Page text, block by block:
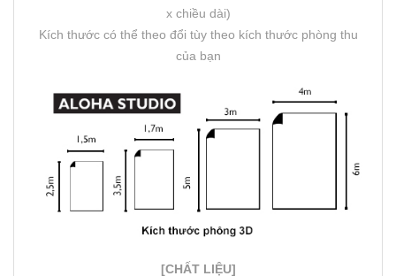
x chiều dài)
Kích thước có thể theo đổi tùy theo kích thước phòng thu
của bạn
[CHẤT LIỆU]